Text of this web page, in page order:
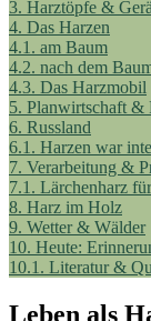
3. Harztöpfe &
4. Das Harzen
4.1. am Baum
4.2. nach dem
4.3. Das Harzmobil
5. Planwirtschaft &
6. Russland
6.1. Harzen war
7. Verarbeitung &
7.1. Lärchenharz
8. Harz im Holz
9. Wetter & Wälder
10. Heute:
10.1. Literatur &
Leben als